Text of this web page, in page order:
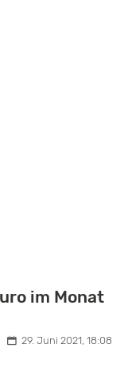
im Monat
29. Juni 2021, 18:08